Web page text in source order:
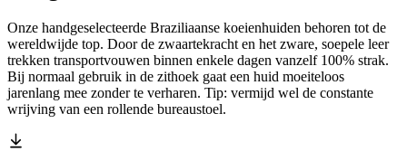
Onze handgeselecteerde Braziliaanse koeienhuiden behoren tot de
wereldwijde top. Door de zwaartekracht en het zware, soepele leer
trekken transportvouwen binnen enkele dagen vanzelf 100% strak.
Bij normaal gebruik in de zithoek gaat een huid moeiteloos
jarenlang mee zonder te verharen. Tip: vermijd wel de constante
wrijving van een rollende bureaustoel.